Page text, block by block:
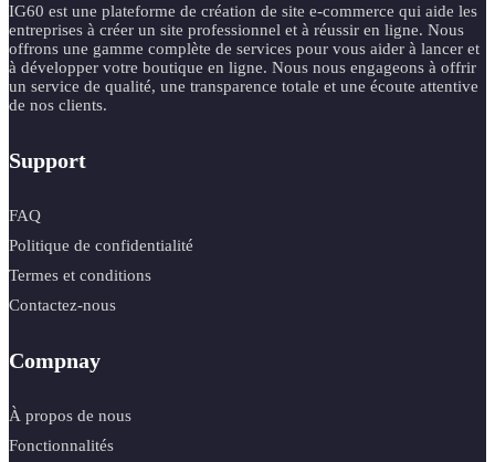
IG60 est une plateforme de création de site e-commerce qui aide les
entreprises à créer un site professionnel et à réussir en ligne. Nous
offrons une gamme complète de services pour vous aider à lancer et
à développer votre boutique en ligne. Nous nous engageons à offrir
un service de qualité, une transparence totale et une écoute attentive
de nos clients.
Support
FAQ
Politique de confidentialité
Termes et conditions
Contactez-nous
Compnay
À propos de nous
Fonctionnalités